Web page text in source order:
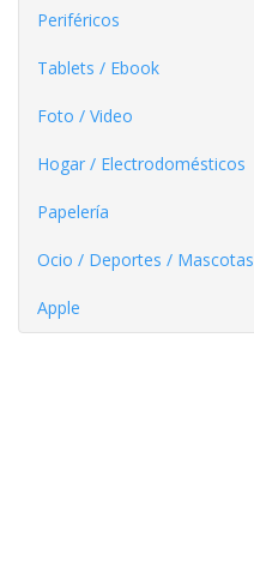
Periféricos
Tablets / Ebook
Foto / Video
Hogar / Electrodomésticos
Papelería
Ocio / Deportes / Mascotas
Apple